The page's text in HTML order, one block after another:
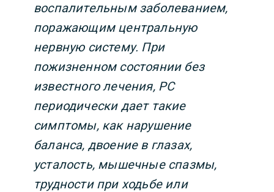
воспалительным заболеванием,
поражающим центральную
нервную систему. При
пожизненном состоянии без
известного лечения, РС
периодически дает такие
симптомы, как нарушение
баланса, двоение в глазах,
усталость, мышечные спазмы,
трудности при ходьбе или